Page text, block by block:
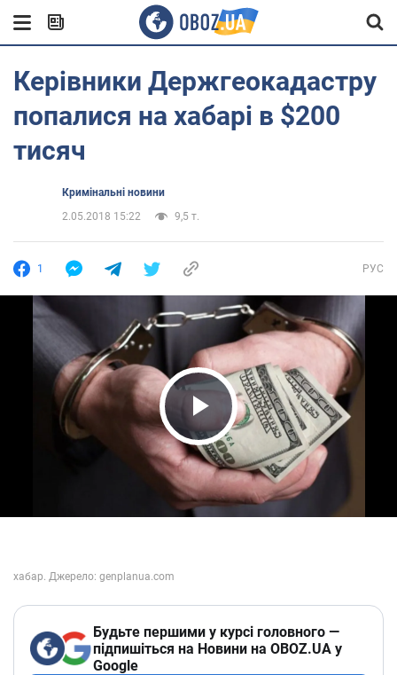
Керівники Держгеокадастру
попалися на хабарі в $200
тисяч
Кримінальні новини
2.05.2018 15:22
9,5 т.
1 РУС
Play Video
Будьте першими у курсі головного —
підпишіться на Новини на OBOZ.UA у
Google